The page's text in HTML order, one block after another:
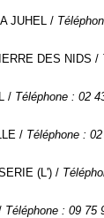
JUHEL /
DES NIDS /
/ Téléphone : 02
/ Téléphone :
(L') /
Téléphone : 09 75